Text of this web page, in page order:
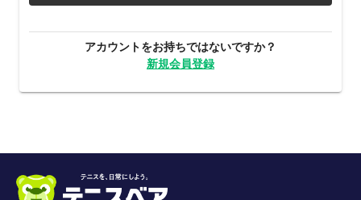
アカウントをお持ちではないですか？
新規会員登録